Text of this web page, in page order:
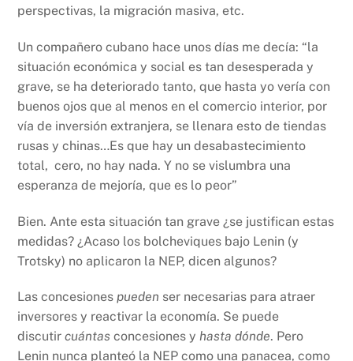
perspectivas, la migración masiva, etc.
Un compañero cubano hace unos días me decía: “la
situación económica y social es tan desesperada y
grave, se ha deteriorado tanto, que hasta yo vería con
buenos ojos que al menos en el comercio interior, por
vía de inversión extranjera, se llenara esto de tiendas
rusas y chinas…Es que hay un desabastecimiento
total, cero, no hay nada. Y no se vislumbra una
esperanza de mejoría, que es lo peor”
Bien. Ante esta situación tan grave ¿se justifican estas
medidas? ¿Acaso los bolcheviques bajo Lenin (y
Trotsky) no aplicaron la NEP, dicen algunos?
Las concesionespueden ser necesarias para atraer
inversores y reactivar la economía. Se puede
discutircuántasconcesiones yhasta dónde. Pero
Lenin nunca planteó la NEP como una panacea, como